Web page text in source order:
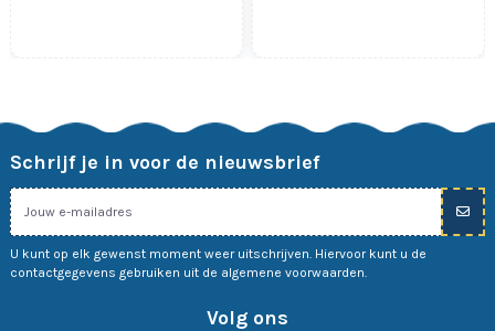
Schrijf je in voor de nieuwsbrief
U kunt op elk gewenst moment weer uitschrijven. Hiervoor kunt u de
contactgegevens gebruiken uit de algemene voorwaarden.
Volg ons